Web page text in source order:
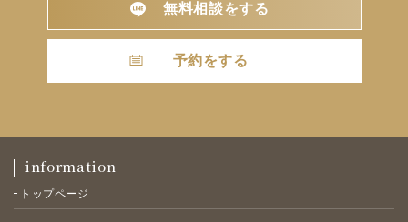
無料相談をする
予約をする
information
トップページ